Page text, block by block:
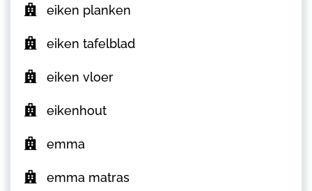
eiken planken
eiken tafelblad
eiken vloer
eikenhout
emma
emma matras